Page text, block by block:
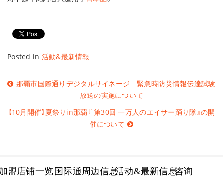
Posted in 活動&最新情報
文
章
那覇市国際通りデジタルサイネージ 緊急時防災情報伝達試験
放送の実施について
【10月開催】夏祭りin那覇『 第30回 一万人のエイサー踊り隊』の開
催について
盟店铺一览 国际通周边信息活动&最新信息咨询